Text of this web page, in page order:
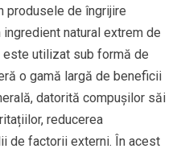
produsele de îngrijire
natural extrem de
este utilizat sub formă de
o gamă largă de beneficii
datorită compușilor săi
reducerea
de factorii externi. În acest